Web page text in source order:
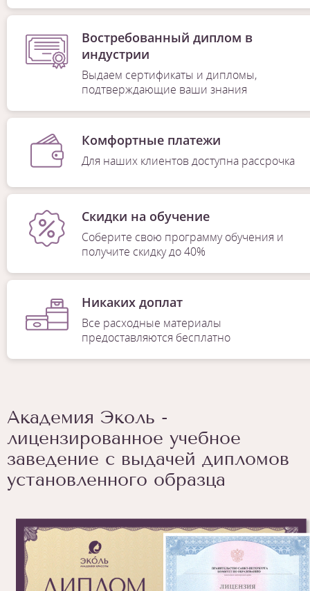
Востребованный диплом в
индустрии
Выдаем сертификаты и дипломы,
подтверждающие ваши знания
Комфортные платежи
Для наших клиентов доступна рассрочка
Скидки на обучение
Соберите свою программу обучения и
получите скидку до 40%
Никаких доплат
Все расходные материалы
предоставляются бесплатно
Академия Эколь -
лицензированное учебное
заведение с выдачей дипломов
установленного образца